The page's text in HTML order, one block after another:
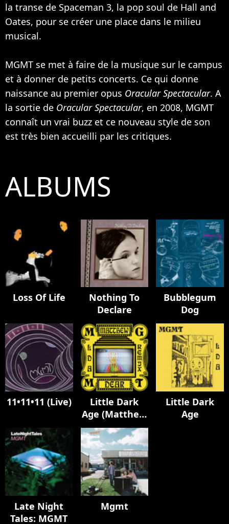
la transe de Spaceman 3, la pop soul de Hall and
Oates, pour se créer une place dans le milieu
musical.
MGMT se met à faire de la musique sur le campus
et à donner de petits concerts. Ce qui donne
naissance au premier opus Oracular Spectacular. A
la sortie de Oracular Spectacular, en 2008, MGMT
connaît un vrai buzz et ce nouveau style de son
est très bien accueilli par les critiques.
ALBUMS
Loss Of Life
Nothing To
Declare
Bubblegum
Dog
11•11•11 (Live)
Little Dark
Age (Matthew
Dear Album
Remix)
Little Dark
Age
Late Night
Tales: MGMT
Mgmt